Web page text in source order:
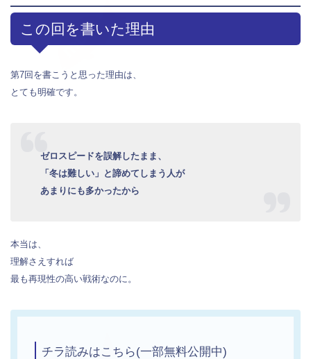
この回を書いた理由
第7回を書こうと思った理由は、
とても明確です。
ゼロスピードを誤解したまま、
「冬は難しい」と諦めてしまう人が
あまりにも多かったから
本当は、
理解さえすれば
最も再現性の高い戦術なのに。
チラ読みはこちら(一部無料公開中)